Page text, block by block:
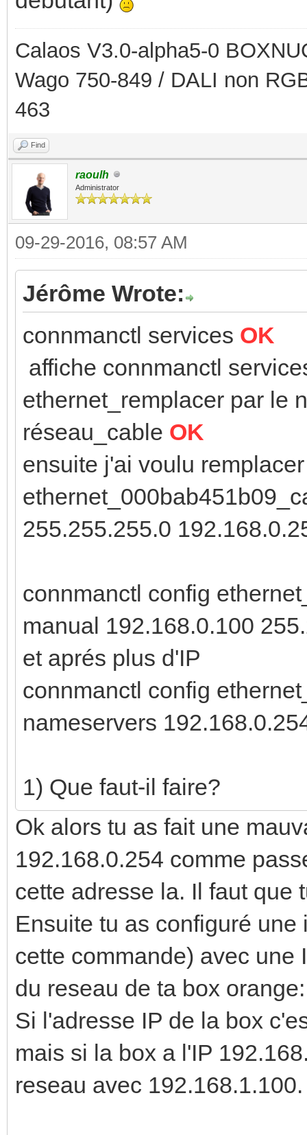
Calaos V3.0-alpha5-0
Wago 750-849 / DALI non
463
Find
raoulh
Administrator
09-29-2016, 08:57 AM
Jérôme Wrote:
connmanctl services OK
affiche connmanctl
ethernet_remplacer par le
réseau_cable OK
ensuite j'ai voulu
255.255.255.0
connmanctl config
manual 192.168.0.100
et aprés plus d'IP
connmanctl config
nameservers
1) Que faut-il faire?
Ok alors tu as fait une
192.168.0.254 comme
cette adresse la. Il faut que
Ensuite tu as configuré
cette commande) avec une
du reseau de ta box orange:
Si l'adresse IP de la box
mais si la box a l'IP
reseau avec 192.168.1.100.